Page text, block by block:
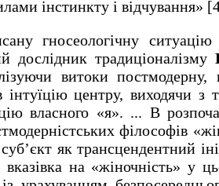
інстинкту і відчування»
гносеологічну
дослідник традиціоналізму
витоки постмодерну,
центру, виходячи з
власного «я». ... В
філософів
як трансцендентний
на «жіночність» у